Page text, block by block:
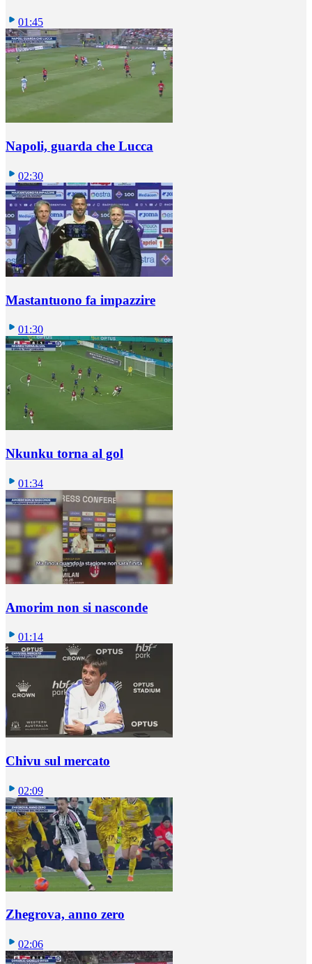
01:45
Napoli, guarda che Lucca
02:30
Mastantuono fa impazzire
01:30
Nkunku torna al gol
01:34
Amorim non si nasconde
01:14
Chivu sul mercato
02:09
Zhegrova, anno zero
02:06